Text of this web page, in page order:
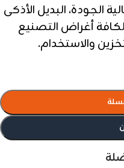
الجودة، البديل الأذكى
أغراض التصنيع
والاستخدام.